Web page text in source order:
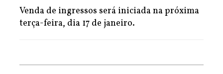
Venda de ingressos será iniciada na próxima
terça-feira, dia 17 de janeiro.